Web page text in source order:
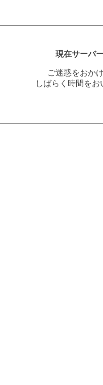
現在サーバ
ご迷惑をおか
しばらく時間を